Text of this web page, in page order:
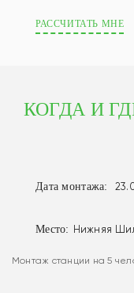
РАССЧИТАТЬ МНЕ
КОГДА И
Дата монтажа:
Место: Нижняя
Монтаж станции на 5